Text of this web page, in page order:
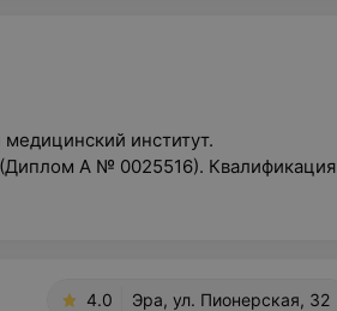
институт.
А № 0025516). Квалификация
4.0 Эра, ул. Пионерская, 32